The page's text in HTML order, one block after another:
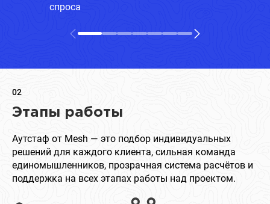
спроса
02
Этапы работы
Аутстаф от Mesh — это подбор индивидуальных
решений для каждого клиента, сильная команда
единомышленников, прозрачная система расчётов и
поддержка на всех этапах работы над проектом.